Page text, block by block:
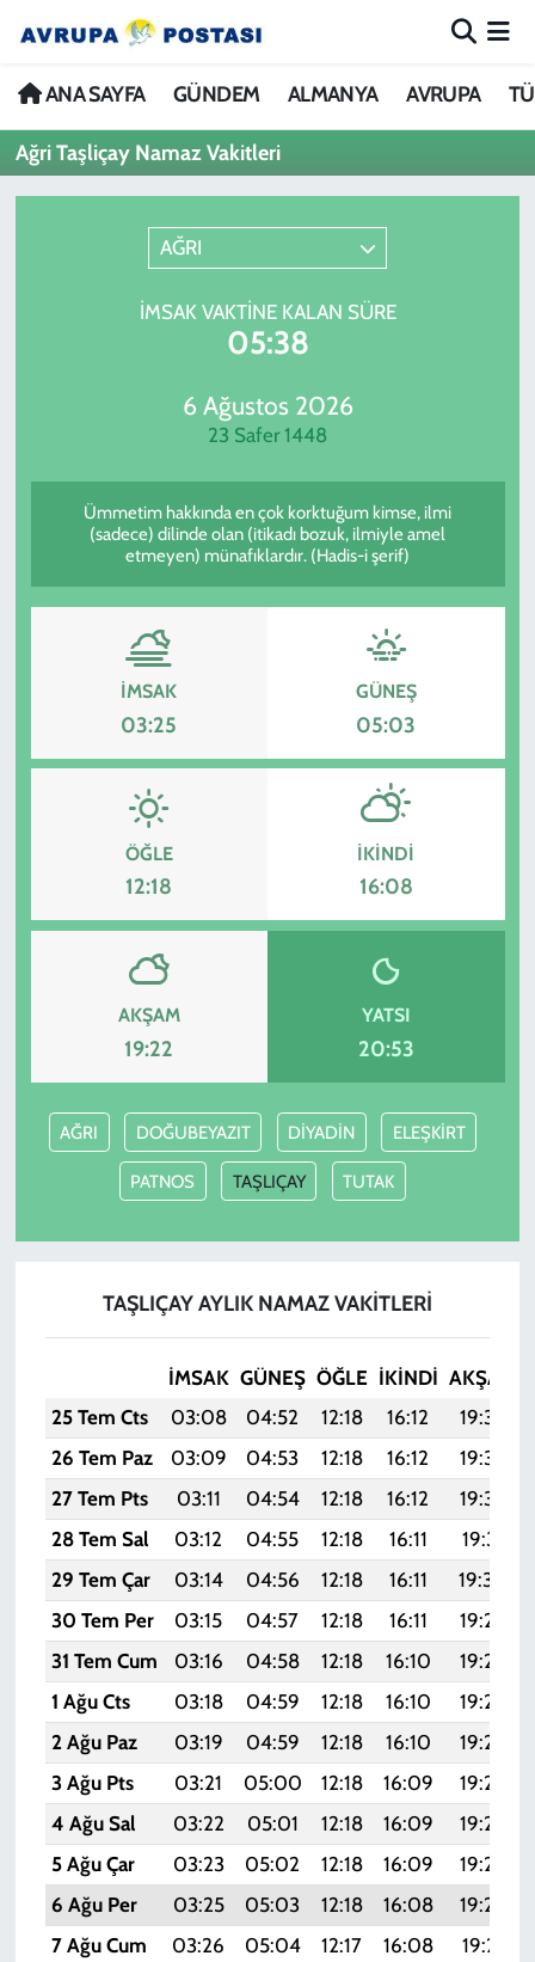
ANA SAYFA GÜNDEM ALMANYA AVRUPA
Ağri Taşliçay Namaz Vakitleri
AĞRI
İMSAK VAKTINE KALAN SÜRE
05:38
6 Ağustos 2026
23 Safer 1448
Ümmetim hakkında en çok korktuğum kimse, ilmi
(sadece) dilinde olan (itikadı bozuk, ilmiyle amel
etmeyen) münafıklardır. (Hadis-i şerif)
İMSAK
03:25
GÜNEŞ
05:03
ÖĞLE
12:18
İKINDI
16:08
AKŞAM
19:22
YATSI
20:53
AĞRI DOĞUBEYAZIT DİYADİN ELEŞKİRT
PATNOS TAŞLIÇAY TUTAK
TAŞLIÇAY AYLIK NAMAZ VAKITLERI
İMSAK GÜNEŞ ÖĞLE İKINDI AKŞAM
25 Tem Cts
03:08 04:52 12:18 16:12
19:34
26 Tem Paz
03:09 04:53 12:18 16:12 19:33
27 Tem Pts
03:11 04:54 12:18 16:12 19:32
28 Tem Sal
03:12 04:55 12:18 16:11 19:31
29 Tem Çar
03:14 04:56 12:18 16:11 19:30
30 Tem Per
03:15 04:57 12:18 16:11 19:29
31 Tem Cum
03:16 04:58 12:18 16:10 19:28
1 Ağu Cts
03:18 04:59 12:18 16:10 19:27
2 Ağu Paz
03:19 04:59 12:18 16:10 19:26
3 Ağu Pts
03:21 05:00 12:18 16:09 19:25
4 Ağu Sal
03:22 05:01 12:18 16:09 19:24
5 Ağu Çar
03:23 05:02 12:18 16:09 19:23
6 Ağu Per
03:25 05:03 12:18 16:08 19:22
7 Ağu Cum
03:26 05:04 12:17 16:08 19:21
ANA SAYFA
GÜNDEM
SPOR
YAZARLAR
Nöbetçi Eczaneler
Hava Durumu
Trafik Durumu
Avrupa Ligi Puan Durumu ve Fikstür
Tüm Manşetler
Haber Arşivi